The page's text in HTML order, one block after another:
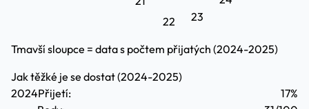
22 23
Tmavší sloupce = data s počtem přijatých (2024-2025)
Jak těžké je se dostat (2024-2025)
2024Přijetí:
17%